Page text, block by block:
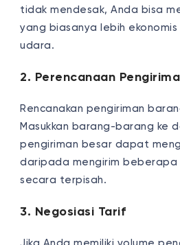
tidak mendesak, Anda bisa
yang biasanya lebih
udara.
2. Perencanaan
Rencanakan pengiriman
Masukkan barang-barang ke
pengiriman besar dapat
daripada mengirim beberapa
secara terpisah.
3. Negosiasi Tarif